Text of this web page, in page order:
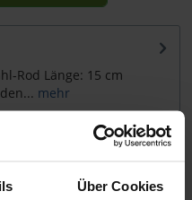
Über Cookies
Rod Länge: 15 cm
mehr